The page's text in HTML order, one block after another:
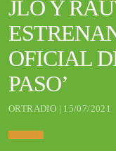
JLO Y
OFICIAL
PASO’
ORTRADIO | 15/07/2021